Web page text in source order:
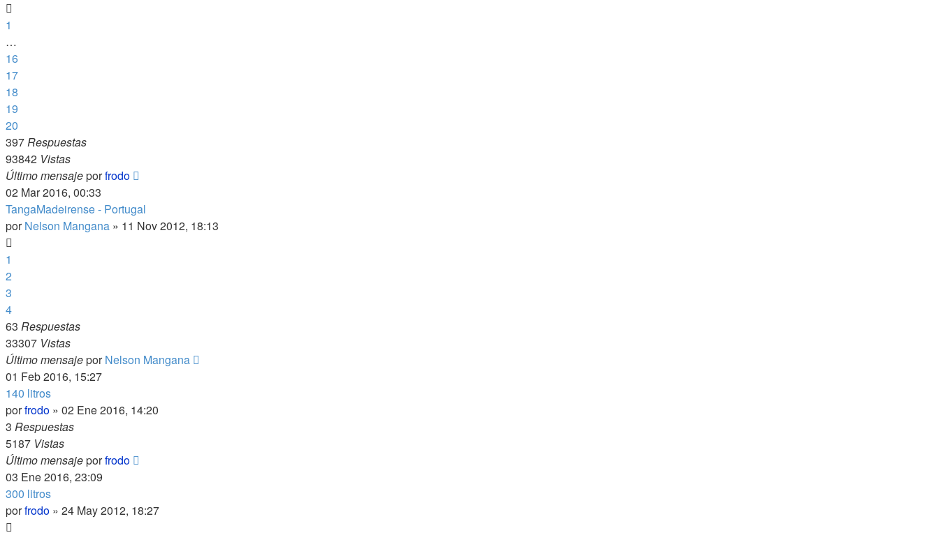
1
…
16
17
18
19
20
397Respuestas
93842 Vistas
Último mensajeporfrodo
02 Mar 2016, 00:33
TangaMadeirense - Portugal
porNelson Mangana » 11 Nov 2012, 18:13
1
2
3
4
63 Respuestas
33307 Vistas
Último mensajeporNelson Mangana
01 Feb 2016, 15:27
140 litros
porfrodo » 02 Ene 2016, 14:20
3 Respuestas
5187 Vistas
Último mensajeporfrodo
03 Ene 2016, 23:09
300 litros
porfrodo » 24 May 2012, 18:27